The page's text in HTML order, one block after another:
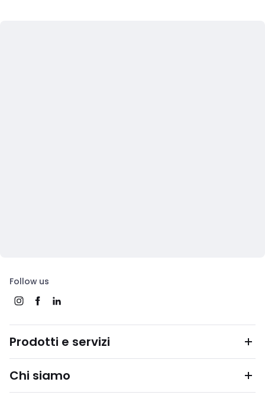
Follow us
Prodotti e servizi
Chi siamo